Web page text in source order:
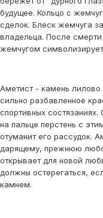
будущее. Кольцо с
сделок. Блеск жемчуга
владельца. После смерти
жемчугом
Аметист - камень
сильно разбавленное
спортивных
на пальце перстень с
отуманит его рассудок.
дарящему, прежнюю
открывает для новой
должны остерегаться,
камнем.